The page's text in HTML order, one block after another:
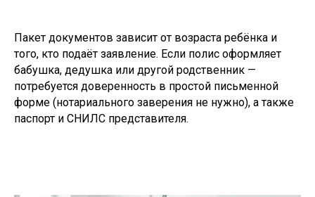
Пакет документов зависит от возраста ребёнка и
того, кто подаёт заявление. Если полис оформляет
бабушка, дедушка или другой родственник —
потребуется доверенность в простой письменной
форме (нотариального заверения не нужно), а также
паспорт и СНИЛС представителя.